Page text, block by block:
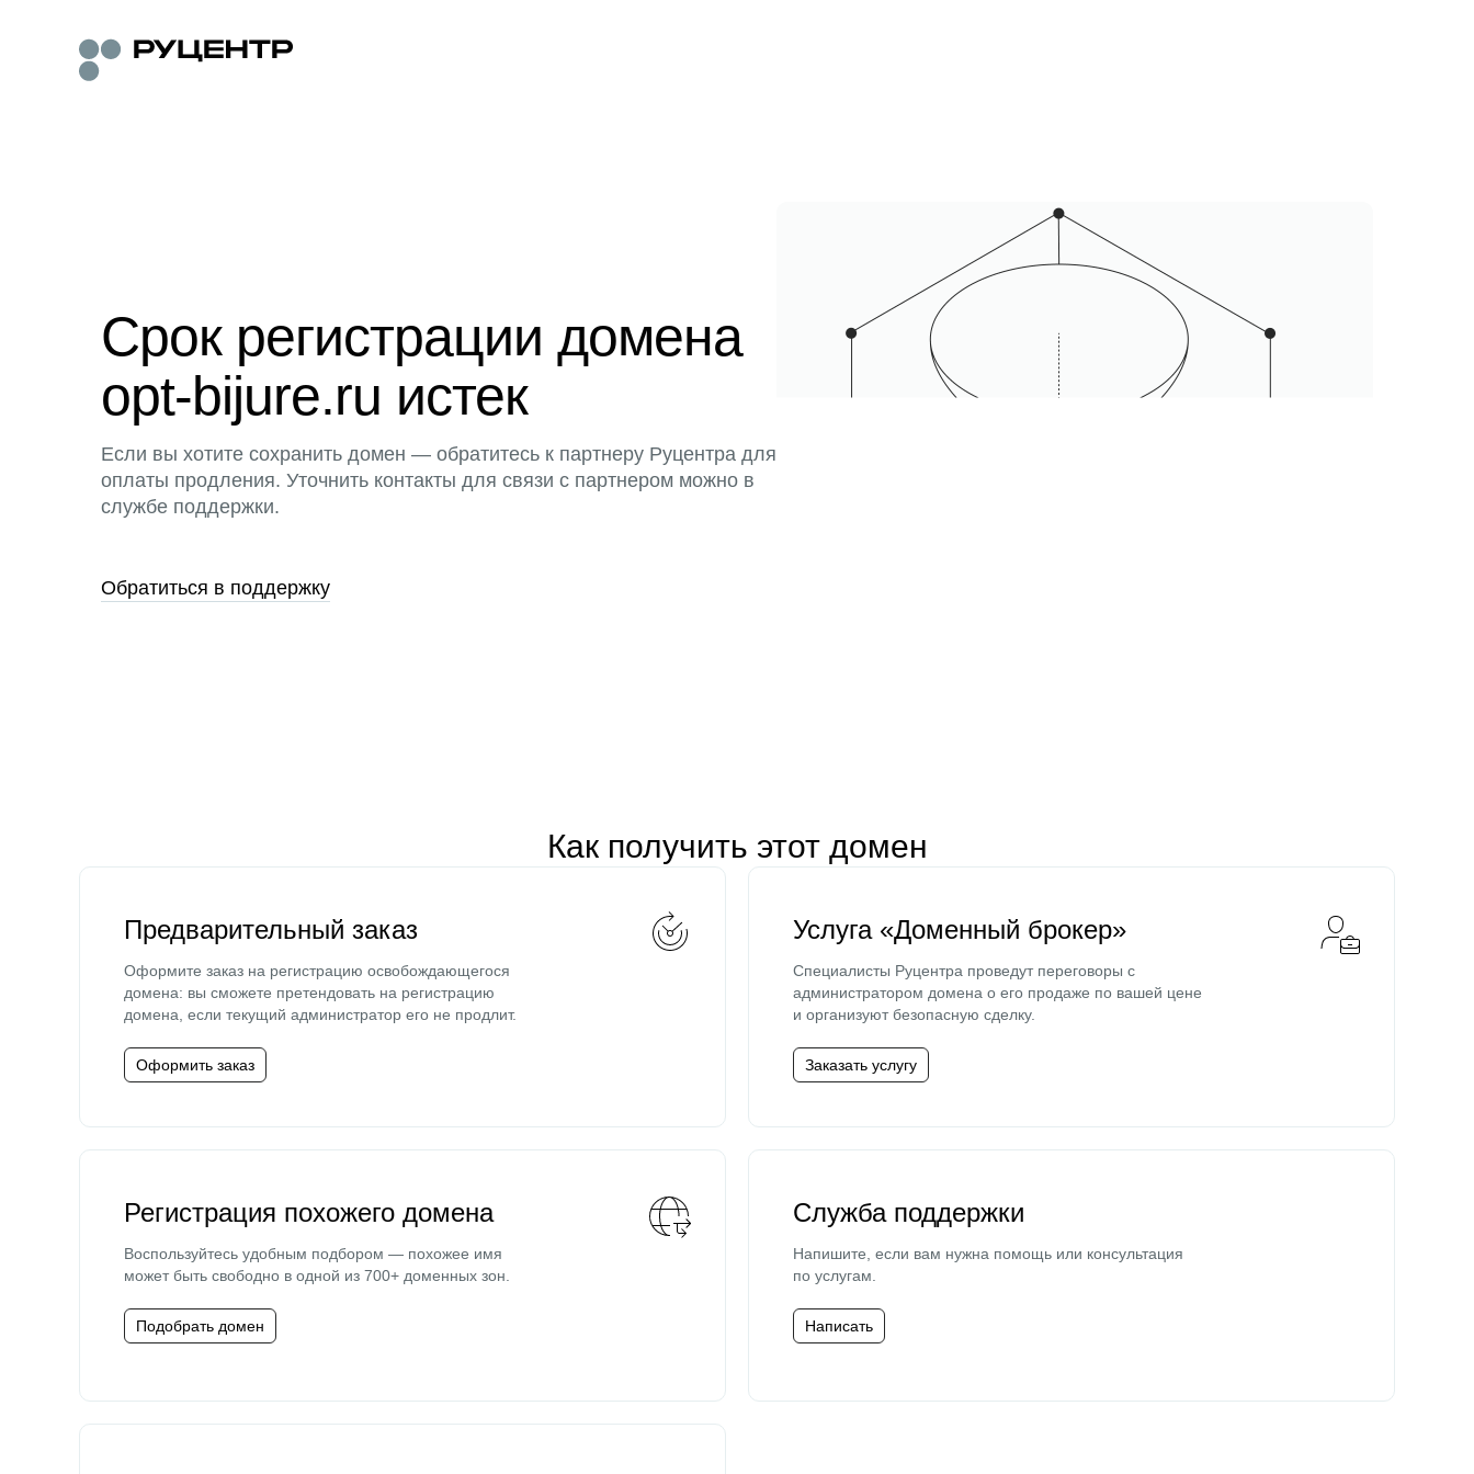
Срок регистрации домена
opt-bijure.ru истек
Если вы хотите сохранить домен — обратитесь к партнеру Руцентра для
оплаты продления. Уточнить контакты для связи с партнером можно в
службе поддержки.
Обратиться в поддержку
Как получить этот домен
Предварительный заказ
Оформите заказ на регистрацию освобождающегося
домена: вы сможете претендовать на регистрацию
домена, если текущий администратор его не продлит.
Оформить заказ
Услуга «Доменный брокер»
Специалисты Руцентра проведут переговоры с
администратором домена о его продаже по вашей цене
и организуют безопасную сделку.
Заказать услугу
Регистрация похожего домена
Воспользуйтесь удобным подбором — похожее имя
может быть свободно в одной из 700+ доменных зон.
Подобрать домен
Служба поддержки
Напишите, если вам нужна помощь или консультация
по услугам.
Написать